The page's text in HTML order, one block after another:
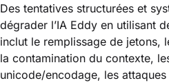
Des tentatives structurées et
dégrader l’IA Eddy en utilisant
inclut le remplissage de jetons,
la contamination du contexte,
unicode/encodage, les